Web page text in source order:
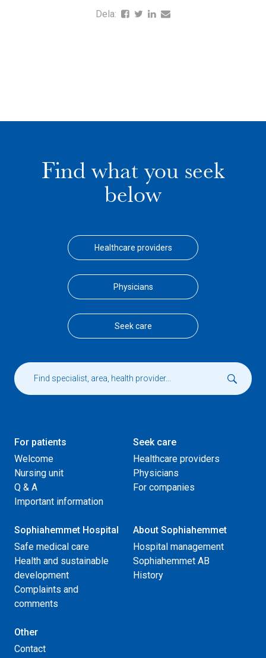
Dela:
Find what you seek
below
Healthcare providers
Physicians
Seek care
For patients
Welcome
Nursing unit
Q & A
Important information
Seek care
Healthcare providers
Physicians
For companies
Sophiahemmet Hospital
Safe medical care
Health and sustainable
development
Complaints and
comments
About Sophiahemmet
Hospital management
Sophiahemmet AB
History
Other
Contact